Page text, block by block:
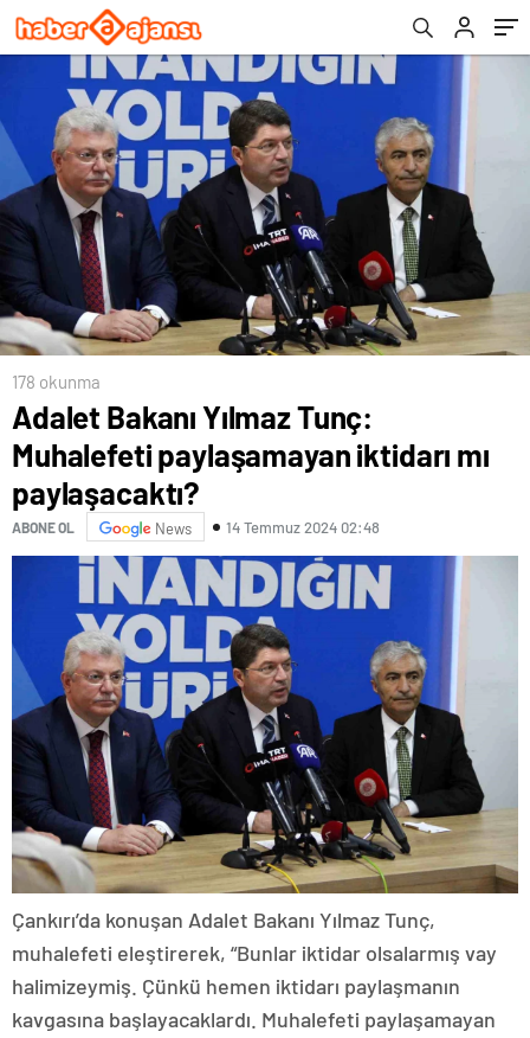
178 okunma
Adalet Bakanı Yılmaz Tunç:
Muhalefeti paylaşamayan iktidarı mı
paylaşacaktı?
ABONE OL News 14 Temmuz 2024 02:48
Çankırı’da konuşan Adalet Bakanı Yılmaz Tunç,
muhalefeti eleştirerek, “Bunlar iktidar olsalarmış vay
halimizeymiş. Çünkü hemen iktidarı paylaşmanın
kavgasına başlayacaklardı. Muhalefeti paylaşamayan